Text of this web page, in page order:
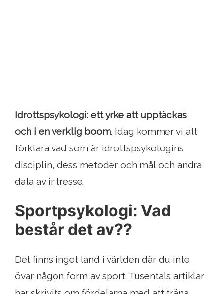
Idrottspsykologi: ett yrke att upptäckas
och i en verklig boom. Idag kommer vi att
förklara vad som är idrottspsykologins
disciplin, dess metoder och mål och andra
data av intresse.
Sportpsykologi: Vad
består det av??
Det finns inget land i världen där du inte
övar någon form av sport. Tusentals artiklar